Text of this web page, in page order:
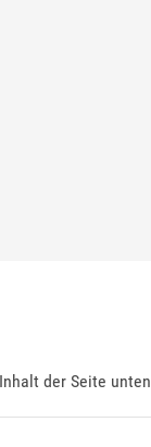
der Seite unten